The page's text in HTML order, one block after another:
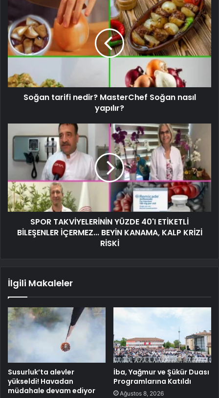
Soğan tarifi nedir? MasterChef Soğan nasıl
yapılır?
SPOR TAKVİYELERİNİN YÜZDE 40'I ETİKETLİ
BİLEŞENLER İÇERMEZ... BEYİN KANAMA, KALP KRİZİ
RİSKİ
İlgili Makaleler
Susurluk’ta alevler
yükseldi! Havadan
müdahale devam ediyor
İba, Yağmur ve Şükür Duası
Programlarına Katıldı
Ağustos 8, 2026